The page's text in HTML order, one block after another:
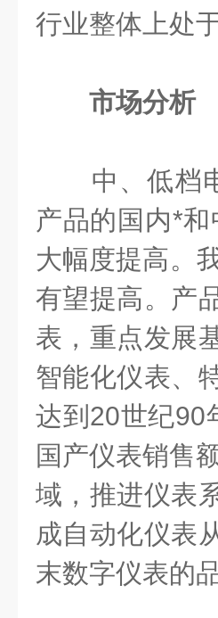
行业整体上处
市场分析
中、低档电
产品的国内*
大幅度提高。
有望提高。产
表，重点发展
智能化仪表、
达到 20世纪90
国产仪表销售
域，推进仪表
成自动化仪表
末数字仪表的